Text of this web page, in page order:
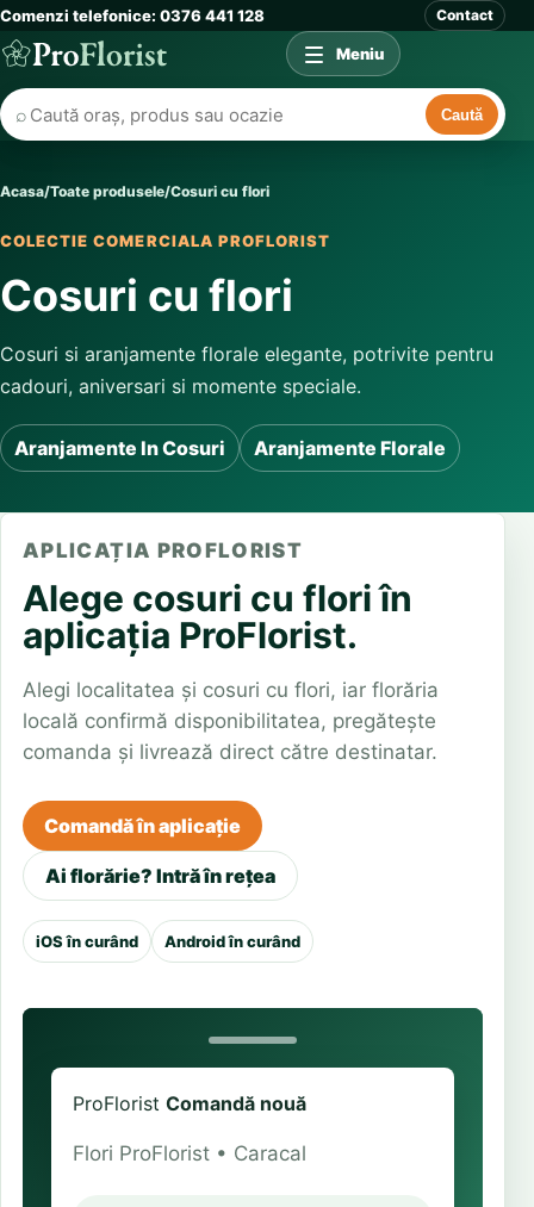
Comenzi telefonice: 0376 441 128 Contact
⌕ Caută
Meniu
Acasa/Toate produsele/Cosuri cu flori
COLECTIE COMERCIALA PROFLORIST
Cosuri cu flori
Cosuri si aranjamente florale elegante, potrivite pentru
cadouri, aniversari si momente speciale.
Aranjamente In Cosuri Aranjamente Florale
APLICAȚIA PROFLORIST
Alege cosuri cu flori în
aplicația ProFlorist.
Alegi localitatea și cosuri cu flori, iar florăria
locală confirmă disponibilitatea, pregătește
comanda și livrează direct către destinatar.
Comandă în aplicație
Ai florărie? Intră în rețea
iOS în curând Android în curând
ProFlorist Comandă nouă
Flori ProFlorist • Caracal